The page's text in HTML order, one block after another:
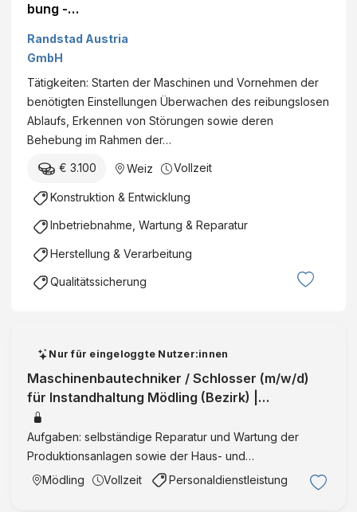
bung -
Anlagenführer
(m/w/d) in Weiz
Randstad Austria
GmbH
Tätigkeiten: Starten der Maschinen und Vornehmen der
benötigten Einstellungen Überwachen des reibungslosen
Ablaufs, Erkennen von Störungen sowie deren
Behebung im Rahmen der…
€ 3.100 Weiz Vollzeit
Konstruktion & Entwicklung
Inbetriebnahme, Wartung & Reparatur
Herstellung & Verarbeitung
Qualitätssicherung
Nur für eingeloggte Nutzer:innen
Maschinenbautechniker / Schlosser (m/w/d)
für Instandhaltung Mödling (Bezirk) |
Niederösterreich | Vollzeit | Integratio
Aufgaben: selbständige Reparatur und Wartung der
Produktionsanlagen sowie der Haus- und
Betriebstechnik Störungsbehebungen und Fehlersuche
an den vorhandenen Maschinen Einstellarbeiten an den
Mödling Vollzeit Personaldienstleistung